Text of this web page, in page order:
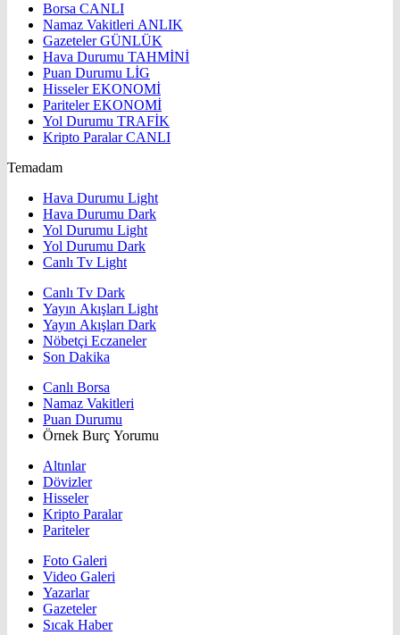
Borsa CANLI
Namaz Vakitleri ANLIK
GazetelerGÜNLÜK
Hava Durumu TAHMİNİ
Puan Durumu LİG
HisselerEKONOMİ
ParitelerEKONOMİ
Yol Durumu TRAFİK
Kripto ParalarCANLI
Temadam
Hava Durumu Light
Hava Durumu Dark
Yol Durumu Light
Yol Durumu Dark
Canlı Tv Light
Canlı Tv Dark
Yayın Akışları Light
Yayın Akışları Dark
Nöbetçi Eczaneler
Son Dakika
Canlı Borsa
Namaz Vakitleri
Puan Durumu
Örnek Burç Yorumu
Altınlar
Dövizler
Hisseler
Kripto Paralar
Pariteler
Foto Galeri
Video Galeri
Yazarlar
Gazeteler
Sıcak Haber